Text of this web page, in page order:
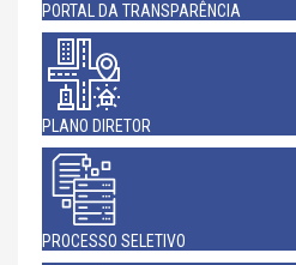
PORTAL DA TRANSPARÊNCIA
PLANO DIRETOR
PROCESSO SELETIVO